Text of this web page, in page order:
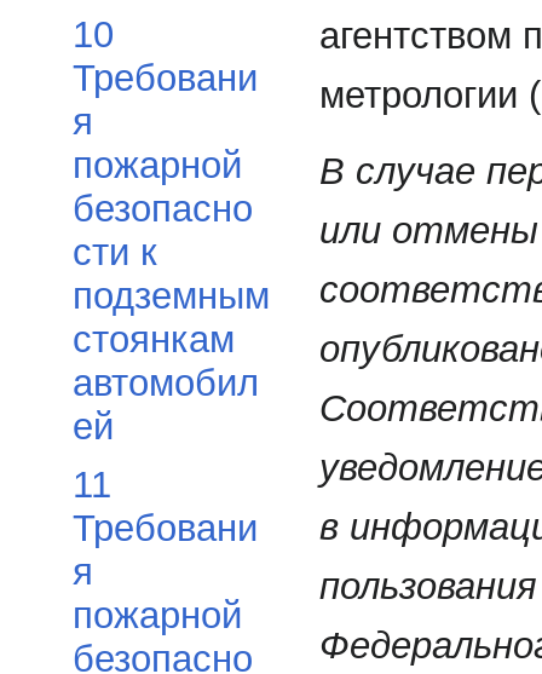
10
Требовани
я
пожарной
безопасно
сти к
подземным
стоянкам
автомобил
ей
11
Требовани
я
пожарной
безопасно
агентством
метрологии
В случае
или отмены
в